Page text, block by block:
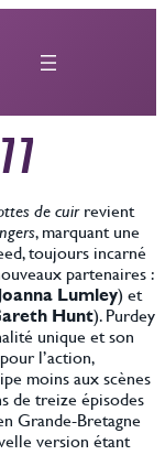
de cuirrevient
, marquant une
toujours incarné
partenaires :
Lumley) et
Hunt). Purdey
unique et son
l’action,
moins aux scènes
de treize épisodes
Grande-Bretagne
version étant